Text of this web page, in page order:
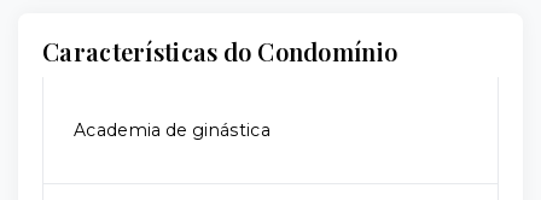
Características do Condomínio
Academia de ginástica